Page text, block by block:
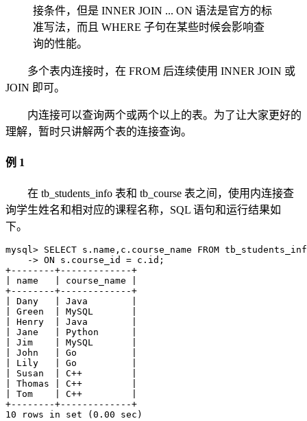
接条件，但是 INNER JOIN ... ON 语法是官方的标
准写法，而且 WHERE 子句在某些时候会影响查
询的性能。
多个表内连接时，在 FROM 后连续使用 INNER JOIN 或
JOIN 即可。
内连接可以查询两个或两个以上的表。为了让大家更好的
理解，暂时只讲解两个表的连接查询。
例 1
在 tb_students_info 表和 tb_course 表之间，使用内连接查
询学生姓名和相对应的课程名称，SQL 语句和运行结果如
下。
mysql> SELECT s.name,c.course_name FROM
    -> ON s.course_id = c.id;
+--------+-------------+
| name   | course_name |
+--------+-------------+
| Dany   | Java        |
| Green  | MySQL       |
| Henry  | Java        |
| Jane   | Python      |
| Jim    | MySQL       |
| John   | Go          |
| Lily   | Go          |
| Susan  | C++         |
| Thomas | C++         |
| Tom    | C++         |
+--------+-------------+
10 rows in set (0.00 sec)